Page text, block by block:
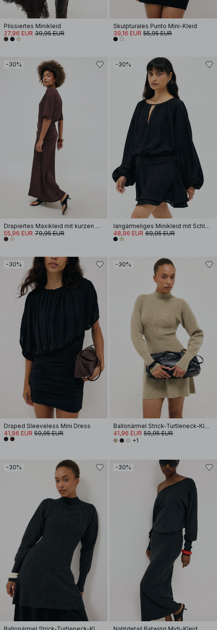
Plissiertes Minikleid
27,96 EUR 39,95 EUR
Skulpturales Punto Mini-Kleid
39,16 EUR 55,95 EUR
-30%
Drapiertes Maxikleid mit kurzen Ärmeln
55,96 EUR 79,95 EUR
-30%
langärmeliges Minikleid mit Schlüssellochausschnitt
48,96 EUR 69,95 EUR
-30%
Draped Sleeveless Mini Dress
41,96 EUR 59,95 EUR
-30%
Ballonärmel Strick-Turtleneck-Kleid
41,96 EUR 59,95 EUR
+1
-30% -30%